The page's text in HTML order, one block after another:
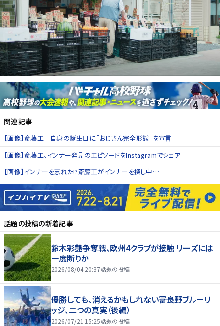
関連記事
【画像】斎藤工 自身の誕生日に「おじさん完全形態」を宣言
【画像】斎藤工、インナー発見のエピソードをInstagramでシェア
【画像】インナーを忘れた!?斎藤工がインナーを探し中…
話題の投稿の新着記事
鈴木彩艶争奪戦、欧州4クラブが接触 リーズには
一度断りか
2026/08/04 20:37話題の投稿
優勝しても、消えるかもしれない――富良野ブルーリ
ッジ、二つの真実（後編）
2026/07/21 15:25話題の投稿